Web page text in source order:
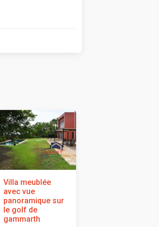
Villa meublée
avec vue
panoramique sur
le golf de
gammarth